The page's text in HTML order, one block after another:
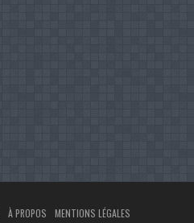
À PROPOS
MENTIONS LÉGALES